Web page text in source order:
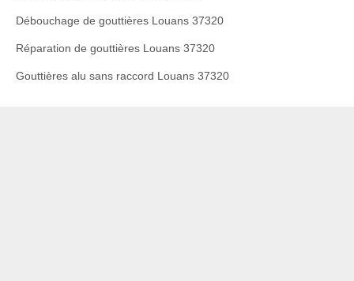
Débouchage de gouttières Louans 37320
Réparation de gouttières Louans 37320
Gouttières alu sans raccord Louans 37320